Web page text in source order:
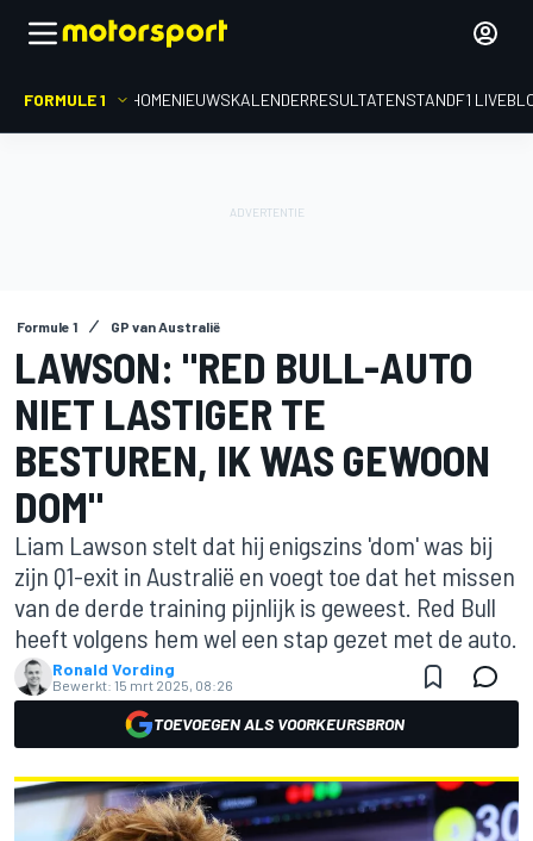
FORMULE 1 HOMENIEUWSKALENDERRESULTATENSTANDF1
Formule 1 GP van Australië
LAWSON: "RED BULL-AUTO
NIET LASTIGER TE
BESTUREN, IK WAS GEWOON
DOM"
Liam Lawson stelt dat hij enigszins 'dom' was bij
zijn Q1-exit in Australië en voegt toe dat het missen
van de derde training pijnlijk is geweest. Red Bull
heeft volgens hem wel een stap gezet met de auto.
Ronald Vording
Bewerkt: 15 mrt 2025, 08:26
TOEVOEGEN ALS VOORKEURSBRON